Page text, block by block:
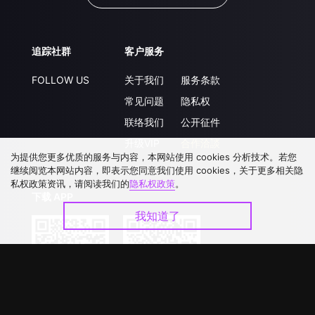
追踪社群
FOLLOW US
客户服务
关于我们
常见问题
联络我们
服务条款
隐私权
公开征件
为提供您更多优质的服务与内容，本网站使用 cookies 分析技术。若您
继续阅览本网站内容，即表示您同意我们使用 cookies，关于更多相关隐
私权政策资讯，请阅读我们的隐私权政策。
我知道了